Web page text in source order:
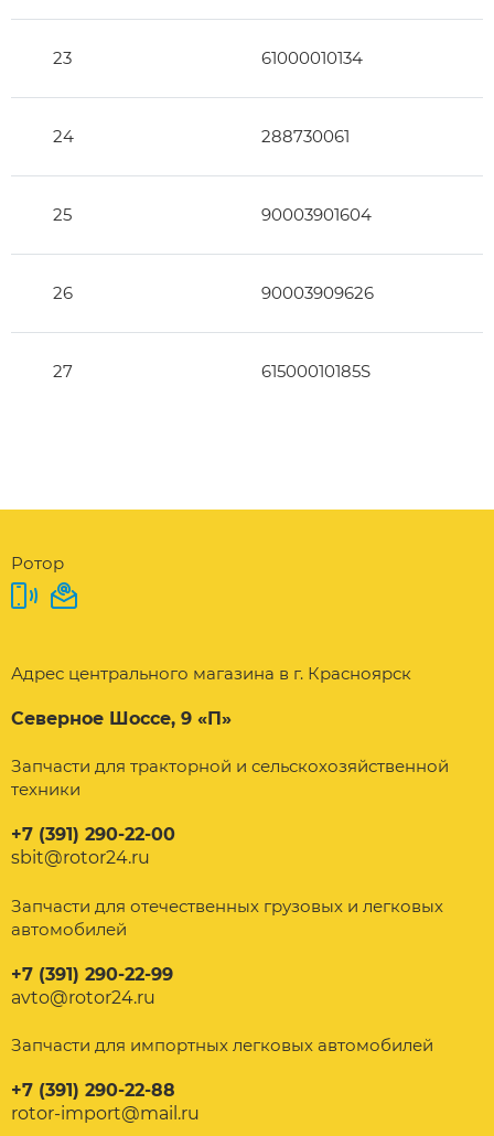
23 61000010134
24 288730061
25 90003901604
26 90003909626
27 61500010185S
Ротор
Адрес центрального магазина в г. Красноярск
Северное Шоссе, 9 «П»
Запчасти для тракторной и сельскохозяйственной
техники
+7 (391) 290-22-00
sbit@rotor24.ru
Запчасти для отечественных грузовых и легковых
автомобилей
+7 (391) 290-22-99
avto@rotor24.ru
Запчасти для импортных легковых автомобилей
+7 (391) 290-22-88
rotor-import@mail.ru